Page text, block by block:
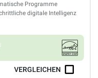
Programme
digitale Intelligenz
VERGLEICHEN